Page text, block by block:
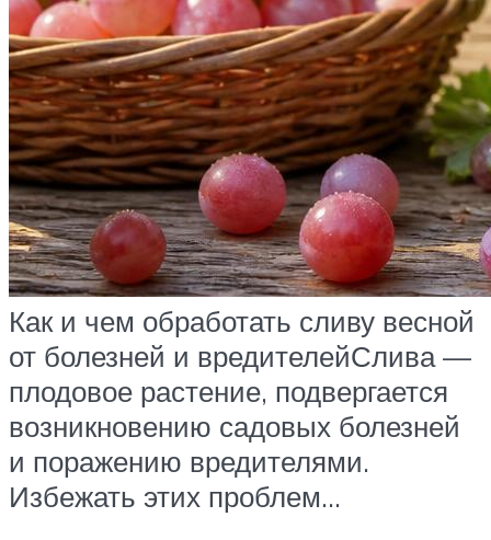
Как и чем обработать сливу весной
от болезней и вредителейСлива —
плодовое растение, подвергается
возникновению садовых болезней
и поражению вредителями.
Избежать этих проблем…